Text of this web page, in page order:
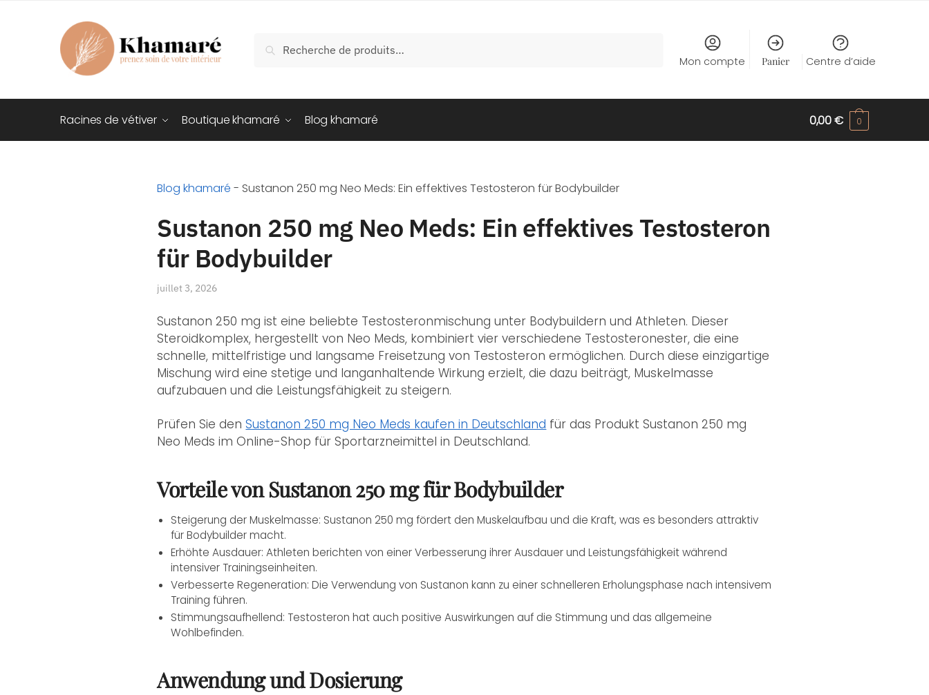
Recherche
Mon compte
Panier Centre d’aide
Racines de vétiver Boutique khamaré Blog khamaré 0,00€ 0
Blog khamaré - Sustanon 250 mg Neo Meds: Ein effektives Testosteron für Bodybuilder
Sustanon 250 mg Neo Meds: Ein effektives Testosteron
für Bodybuilder
juillet 3, 2026
Sustanon 250 mg ist eine beliebte Testosteronmischung unter Bodybuildern und Athleten. Dieser
Steroidkomplex, hergestellt von Neo Meds, kombiniert vier verschiedene Testosteronester, die eine
schnelle, mittelfristige und langsame Freisetzung von Testosteron ermöglichen. Durch diese einzigartige
Mischung wird eine stetige und langanhaltende Wirkung erzielt, die dazu beiträgt, Muskelmasse
aufzubauen und die Leistungsfähigkeit zu steigern.
Prüfen Sie denSustanon 250 mg Neo Meds kaufen in Deutschland für das Produkt Sustanon 250 mg
Neo Meds im Online-Shop für Sportarzneimittel in Deutschland.
Vorteile von Sustanon 250 mg für Bodybuilder
Steigerung der Muskelmasse: Sustanon 250 mg fördert den Muskelaufbau und die Kraft, was es besonders attraktiv
für Bodybuilder macht.
Erhöhte Ausdauer: Athleten berichten von einer Verbesserung ihrer Ausdauer und Leistungsfähigkeit während
intensiver Trainingseinheiten.
Verbesserte Regeneration: Die Verwendung von Sustanon kann zu einer schnelleren Erholungsphase nach intensivem
Training führen.
Stimmungsaufhellend: Testosteron hat auch positive Auswirkungen auf die Stimmung und das allgemeine
Wohlbefinden.
Anwendung und Dosierung